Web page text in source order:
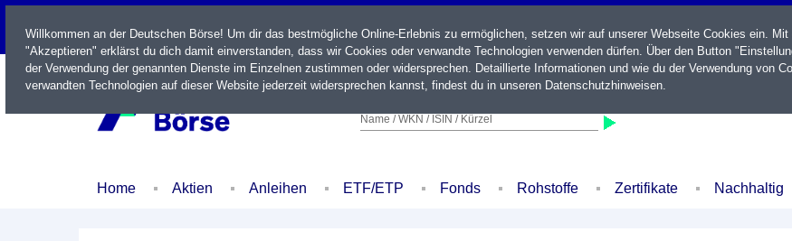
LIVE
Name / WKN / ISIN / Kürzel
Home Aktien Anleihen ETF/ETP Fonds Rohstoffe Zertifikate Nachhaltig
Willkommen an der Deutschen Börse! Um dir das bestmögliche Online-Erlebnis zu ermöglichen, setzen wir auf unserer Webseite Cookies ein.
"Akzeptieren" erklärst du dich damit einverstanden, dass wir Cookies oder verwandte Technologien verwenden dürfen. Über den Button
der Verwendung der genannten Dienste im Einzelnen zustimmen oder widersprechen. Detaillierte Informationen und wie du der Verwendung von
verwandten Technologien auf dieser Website jederzeit widersprechen kannst, findest du in unseren Datenschutzhinweisen.